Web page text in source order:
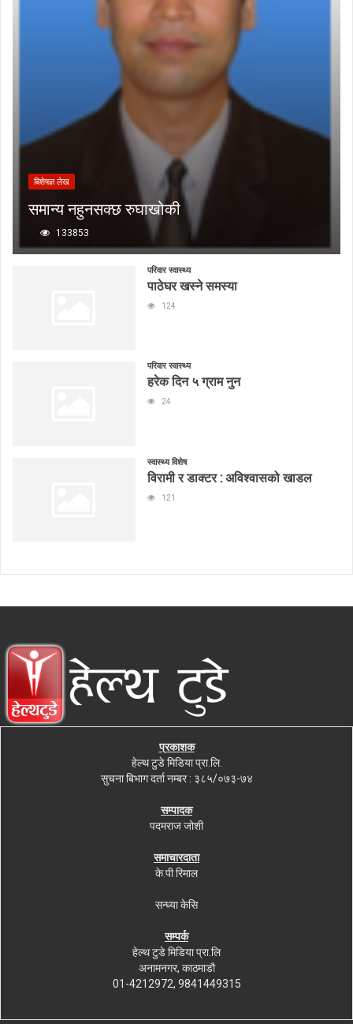
बिशेषज्ञ लेख
समान्य नहुनसक्छ रुघाखोकी
133853
परिवार स्वास्थ्य
पाठेघर खस्ने समस्या
124
परिवार स्वास्थ्य
हरेक दिन ५ ग्राम नुन
24
स्वास्थ्य विशेष
विरामी र डाक्टर : अविश्वासको खाडल
121
प्रकाशक
हेल्थ टुडे मिडिया प्रा.लि.
सुचना बिभाग दर्ता नम्बर : ३८५/०७३-७४
सम्पादक
पदमराज जोशी
समाचारदाता
के.पी रिमाल
सन्ध्या केसि
सम्पर्क
हेल्थ टुडे मिडिया प्रा.लि
अनामनगर, काठमाडौ
01-4212972, 9841449315